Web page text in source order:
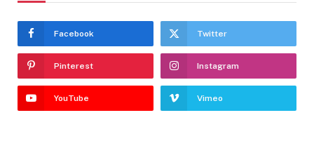
Facebook Twitter
Pinterest Instagram
YouTube Vimeo